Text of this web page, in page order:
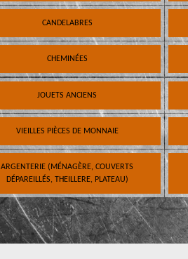
CANDELABRES
CHEMINÉES
JOUETS ANCIENS
VIEILLES PIÈCES DE MONNAIE
ARGENTERIE (MÉNAGÈRE, COUVERTS
DÉPAREILLÉS, THEILLERE, PLATEAU)